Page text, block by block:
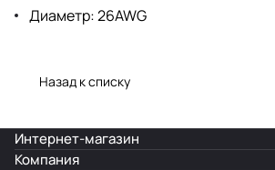
Диаметр: 26AWG
Назад к списку
Интернет-магазин
Компания